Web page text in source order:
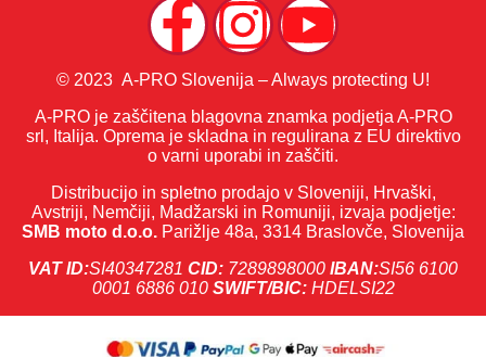
© 2023 A-PRO Slovenija – Always protecting U!
A-PRO je zaščitena blagovna znamka podjetja A-PRO
srl, Italija. Oprema je skladna in regulirana z EU direktivo
o varni uporabi in zaščiti.
Distribucijo in spletno prodajo v Sloveniji, Hrvaški,
Avstriji, Nemčiji, Madžarski in Romuniji, izvaja podjetje:
SMB moto d.o.o. Parižlje 48a, 3314 Braslovče, Slovenija
VAT ID:SI40347281 CID: 7289898000 IBAN:SI56 6100
0001 6886 010 SWIFT/BIC:HDELSI22